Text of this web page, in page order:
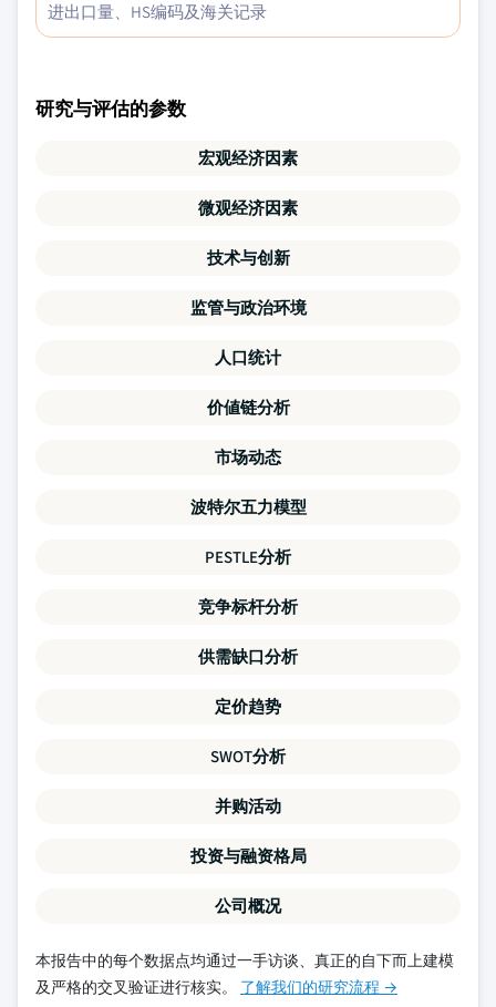
进出口量、HS编码及海关记录
研究与评估的参数
宏观经济因素
微观经济因素
技术与创新
监管与政治环境
人口统计
价値链分析
市场动态
波特尔五力模型
PESTLE分析
竞争标杆分析
供需缺口分析
定价趋势
SWOT分析
并购活动
投资与融资格局
公司概况
本报告中的每个数据点均通过一手访谈、真正的自下而上建模
及严格的交叉验证进行核实。 了解我们的研究流程 →